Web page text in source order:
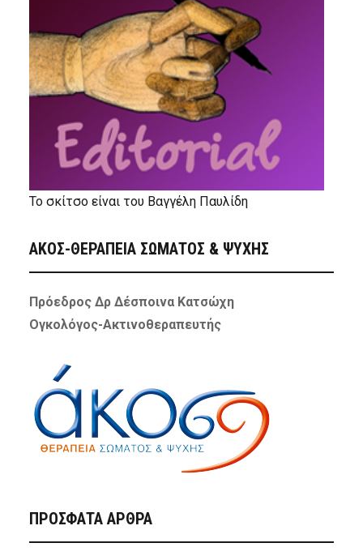
Το σκίτσο είναι του Βαγγέλη Παυλίδη
ΑΚΟΣ-ΘΕΡΑΠΕΙΑ ΣΩΜΑΤΟΣ & ΨΥΧΗΣ
Πρόεδρος Δρ Δέσποινα Κατσώχη
Ογκολόγος-Ακτινοθεραπευτής
ΠΡΌΣΦΑΤΑ ΆΡΘΡΑ